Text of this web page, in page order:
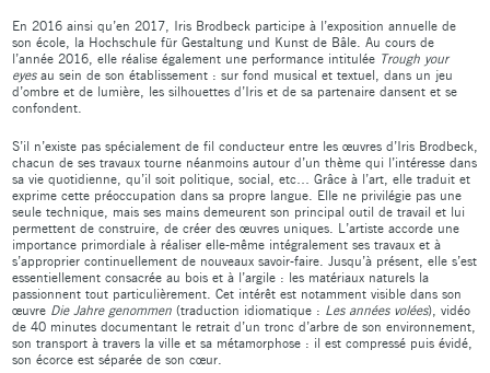
En 2016 ainsi qu’en 2017, Iris Brodbeck participe à l’exposition annuelle de
son école, la Hochschule für Gestaltung und Kunst de Bâle. Au cours de
l’année 2016, elle réalise également une performance intitulée Trough your
eyes au sein de son établissement : sur fond musical et textuel, dans un jeu
d’ombre et de lumière, les silhouettes d’Iris et de sa partenaire dansent et se
confondent.
S’il n’existe pas spécialement de fil conducteur entre les œuvres d’Iris Brodbeck,
chacun de ses travaux tourne néanmoins autour d’un thème qui l’intéresse dans
sa vie quotidienne, qu’il soit politique, social, etc… Grâce à l’art, elle traduit et
exprime cette préoccupation dans sa propre langue. Elle ne privilégie pas une
seule technique, mais ses mains demeurent son principal outil de travail et lui
permettent de construire, de créer des œuvres uniques. L’artiste accorde une
importance primordiale à réaliser elle-même intégralement ses travaux et à
s’approprier continuellement de nouveaux savoir-faire. Jusqu’à présent, elle s’est
essentiellement consacrée au bois et à l’argile : les matériaux naturels la
passionnent tout particulièrement. Cet intérêt est notamment visible dans son
œuvre Die Jahre genommen (traduction idiomatique : Les années volées), vidéo
de 40 minutes documentant le retrait d’un tronc d’arbre de son environnement,
son transport à travers la ville et sa métamorphose : il est compressé puis évidé,
son écorce est séparée de son cœur.